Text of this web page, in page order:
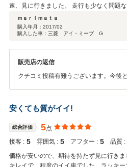
速、見に行きました。 走行も少なく問題
平均より可也安く程度もいいアイミーブ
です。
ｍａｒｉｍａｔａ
購入年月： 2017/02
購入した車：三菱 アイ・ミーブ G
販売店の返信
クチコミ投稿有難うございます。今後
安くても質がイイ!
総合評価 5点
接客 : 5 雰囲気 : 5 アフター : 5 品質 :
価格が安いので、期待を持たず見に行き
キレイで、程度のイイ車でした。ラッキー